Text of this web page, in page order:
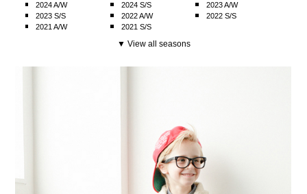
2024 A/W
2024 S/S
2023 A/W
2023 S/S
2022 A/W
2022 S/S
2021 A/W
2021 S/S
▼ View all seasons